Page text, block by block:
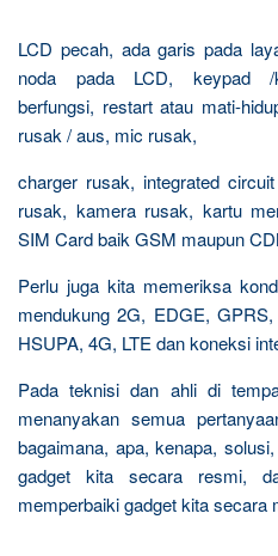
LCD pecah, ada garis pada
noda pada LCD, keypad
berfungsi, restart atau mati-
rusak / aus, mic rusak,
charger rusak, integrated
rusak, kamera rusak, kartu
SIM Card baik GSM maupun
Perlu juga kita memeriksa
mendukung 2G, EDGE,
HSUPA, 4G, LTE dan koneksi
Pada teknisi dan ahli di
menanyakan semua
bagaimana, apa, kenapa,
gadget kita secara resmi,
memperbaiki gadget kita secara